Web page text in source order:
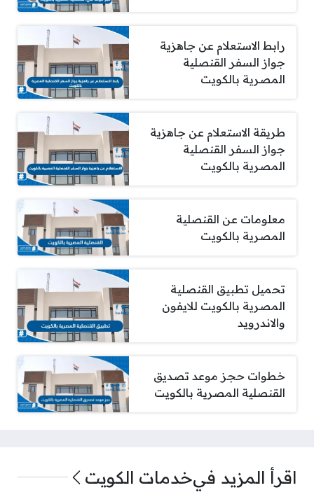
رابط الاستعلام عن جاهزية
جواز السفر القنصلية
المصرية بالكويت
طريقة الاستعلام عن جاهزية
جواز السفر القنصلية
المصرية بالكويت
معلومات عن القنصلية
المصرية بالكويت
تحميل تطبيق القنصلية
المصرية بالكويت للايفون
والاندرويد
خطوات حجز موعد تصديق
القنصلية المصرية بالكويت
اقرأ المزيد فيخدمات الكويت